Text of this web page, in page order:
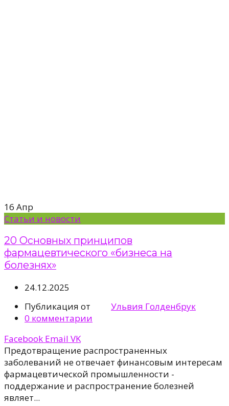
16 Апр
Статьи и новости
20 Основных принципов
фармацевтического «бизнеса на
болезнях»
24.12.2025
Публикация от
Ульвия Голденбрук
0 комментарии
Facebook Email VK
Предотвращение распространенных
заболеваний не отвечает финансовым интересам
фармацевтической промышленности -
поддержание и распространение болезней
являет...